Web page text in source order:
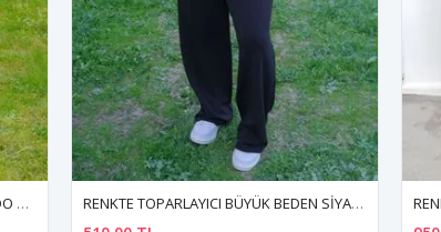
RENKTE GENİŞ KESİM DANTELLİ BORDO MODAL TAKIM RENKTE TOPARLAYICI BÜYÜK BEDEN SİYAH PALAZZO PANTOLON